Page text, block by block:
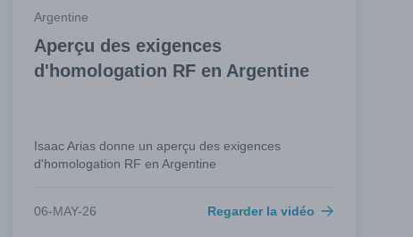
Argentine
Aperçu des exigences
d'homologation RF en Argentine
Isaac Arias donne un aperçu des exigences
d'homologation RF en Argentine
06-MAY-26 Regarder la vidéo